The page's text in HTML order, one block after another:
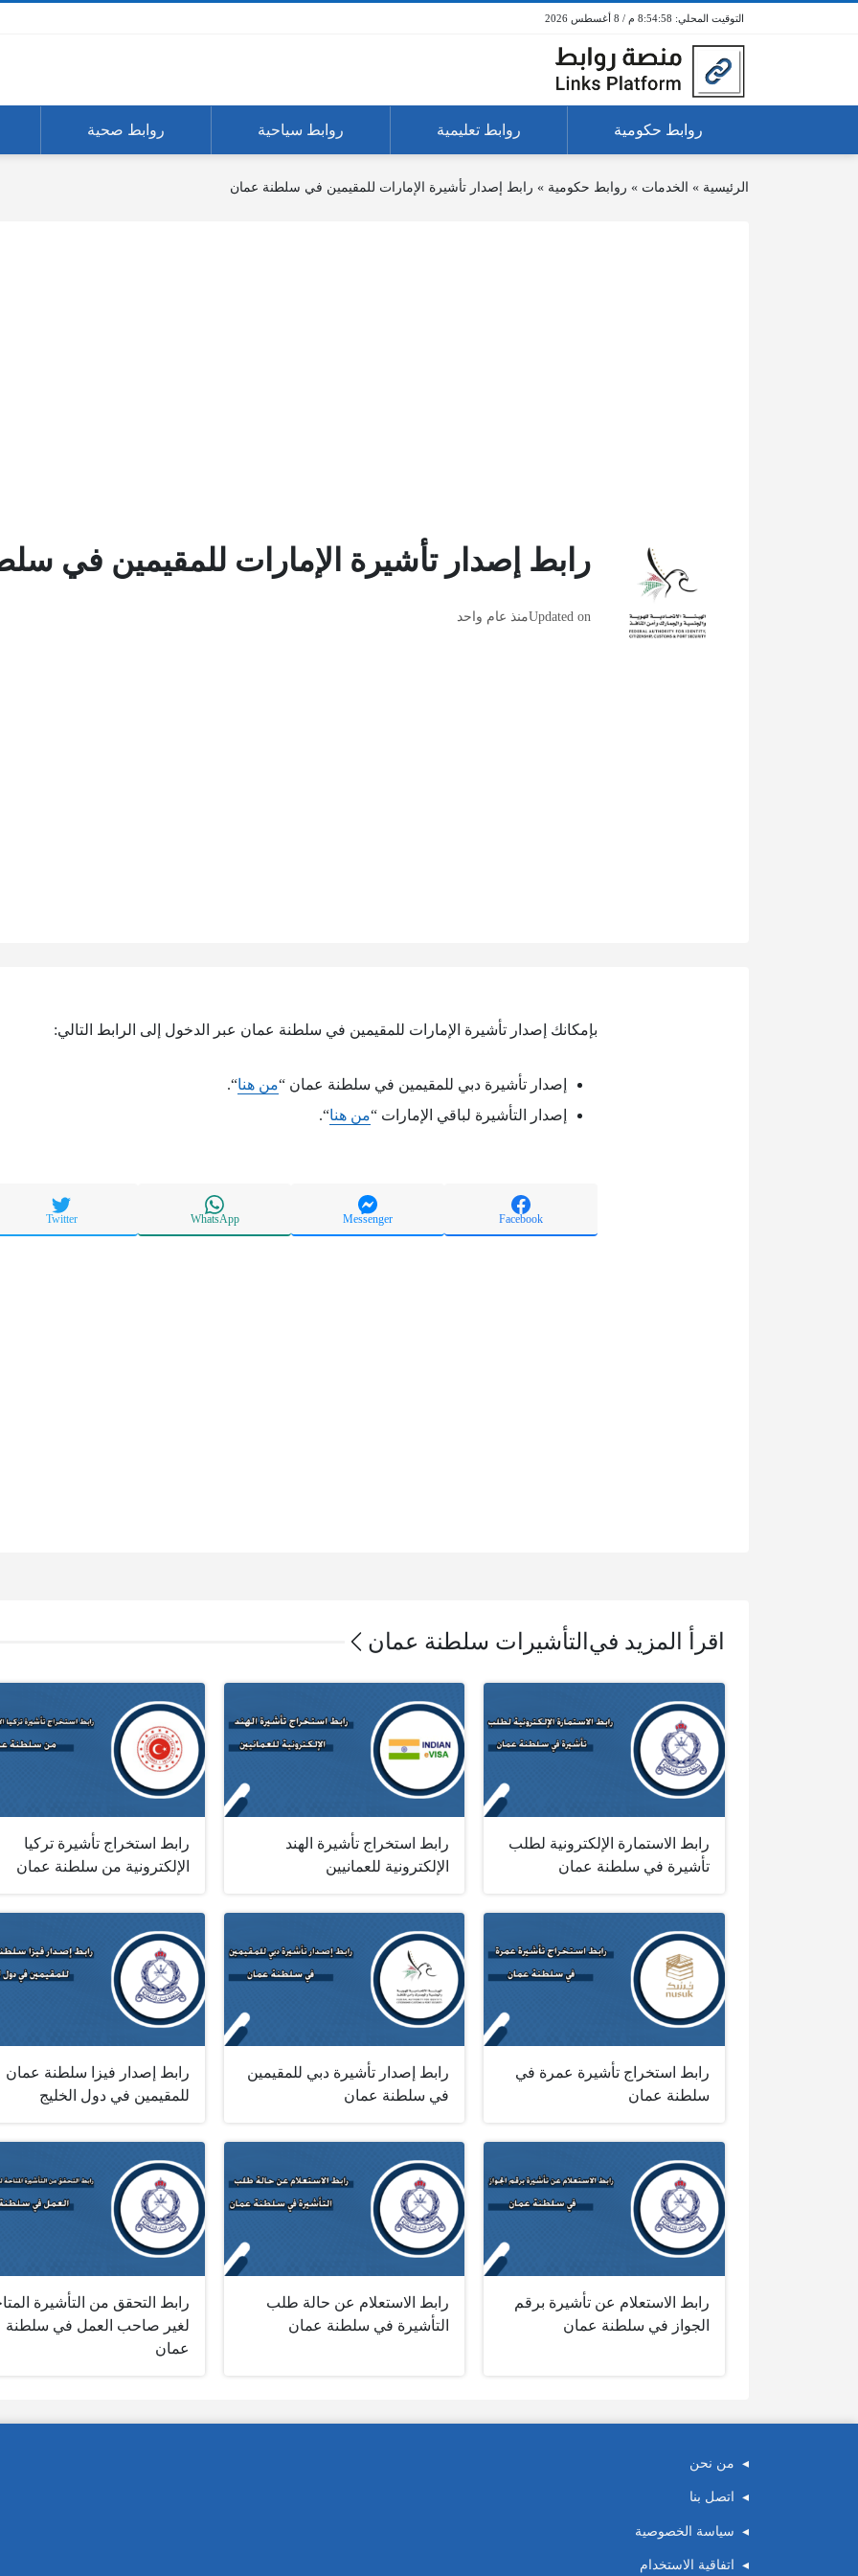
8:54:58 م / 8 أغسطس 2026
روابط حكومية روابط تعليمية روابط سياحية روابط صحية
الرئيسية » الخدمات » روابط حكومية » رابط إصدار تأشيرة الإمارات للمقيمين في سلطنة عمان
رابط إصدار تأشيرة الإمارات للمقيمين في
Updated onمنذ عام واحد
بإمكانك إصدار تأشيرة الإمارات للمقيمين في سلطنة عمان عبر الدخول إلى الرابط التالي:
إصدار تأشيرة دبي للمقيمين في سلطنة عمان “من هنا“.
إصدار التأشيرة لباقي الإمارات “من هنا“.
Facebook
Messenger
WhatsApp
Twitter
اقرأ المزيد في التأشيرات سلطنة عمان
رابط الاستمارة الإلكترونية لطلب
تأشيرة في سلطنة عمان
رابط استخراج تأشيرة الهند
الإلكترونية للعمانيين
رابط استخراج تأشيرة تركيا
الإلكترونية من سلطنة عمان
رابط استخراج تأشيرة عمرة في
سلطنة عمان
رابط إصدار تأشيرة دبي للمقيمين
في سلطنة عمان
رابط إصدار فيزا سلطنة عمان
للمقيمين في دول الخليج
رابط الاستعلام عن تأشيرة برقم
الجواز في سلطنة عمان
رابط الاستعلام عن حالة طلب
التأشيرة في سلطنة عمان
رابط التحقق من التأشيرة
لغير صاحب العمل في سلطنة
عمان
من نحن
اتصل بنا
سياسة الخصوصية
اتفاقية الاستخدام